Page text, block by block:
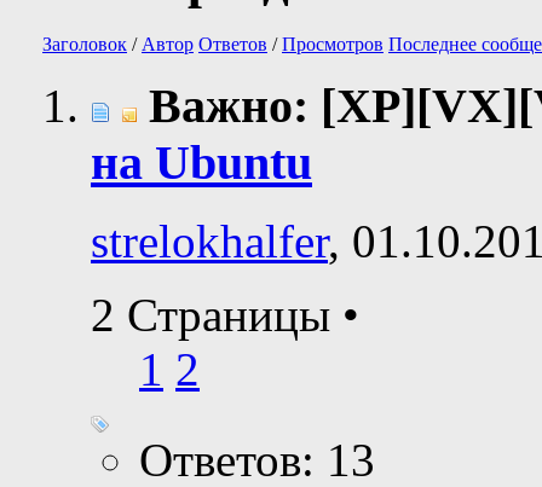
Заголовок / Автор Ответов /Просмотров Последнее
Важно:
на Ubuntu
strelokhalfer,
2 Страницы •
1 2
Ответов: 13